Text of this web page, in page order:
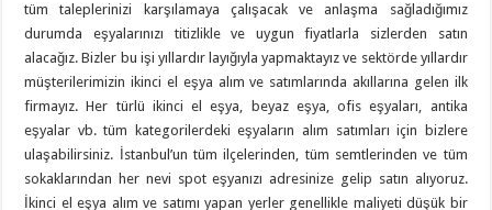
tüm taleplerinizi karşılamaya çalışacak ve anlaşma sağladığımız
durumda eşyalarınızı titizlikle ve uygun fiyatlarla sizlerden satın
alacağız. Bizler bu işi yıllardır layığıyla yapmaktayız ve sektörde yıllardır
müşterilerimizin ikinci el eşya alım ve satımlarında akıllarına gelen ilk
firmayız. Her türlü ikinci el eşya, beyaz eşya, ofis eşyaları, antika
eşyalar vb. tüm kategorilerdeki eşyaların alım satımları için bizlere
ulaşabilirsiniz. İstanbul’un tüm ilçelerinden, tüm semtlerinden ve tüm
sokaklarından her nevi spot eşyanızı adresinize gelip satın alıyoruz.
İkinci el eşya alım ve satımı yapan yerler genellikle maliyeti düşük bir